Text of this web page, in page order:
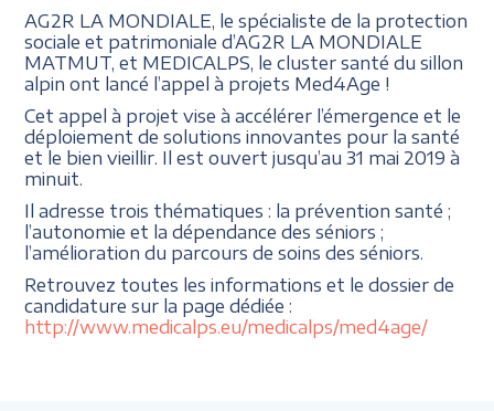
AG2R LA MONDIALE, le spécialiste de la protection
sociale et patrimoniale d’AG2R LA MONDIALE
MATMUT, et MEDICALPS, le cluster santé du sillon
alpin ont lancé l’appel à projets Med4Age !
Cet appel à projet vise à accélérer l’émergence et le
déploiement de solutions innovantes pour la santé
et le bien vieillir. Il est ouvert jusqu’au 31 mai 2019 à
minuit.
Il adresse trois thématiques : la prévention santé ;
l’autonomie et la dépendance des séniors ;
l’amélioration du parcours de soins des séniors.
Retrouvez toutes les informations et le dossier de
candidature sur la page dédiée :
http://www.medicalps.eu/medicalps/med4age/